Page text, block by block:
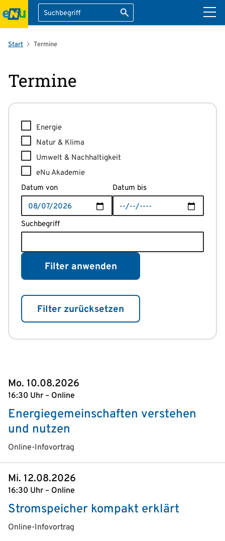
Suche Suche starten
überspringen
Start Termine
Termine
Energie
Natur & Klima
Umwelt & Nachhaltigkeit
eNu Akademie
Datum von
Datum bis
Suchbegriff
Filter anwenden
Filter zurücksetzen
Mo. 10.08.2026
16:30 Uhr – Online
Energiegemeinschaften verstehen
und nutzen
Online-Infovortrag
Mi. 12.08.2026
16:30 Uhr – Online
Stromspeicher kompakt erklärt
Online-Infovortrag